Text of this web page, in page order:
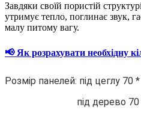
Завдяки своїй пористій
утримує тепло, поглинає звук,
малу питому вагу.
📢 Як розрахувати необхідну
Розмір панелей: під цеглу
під дерево 70 * 70